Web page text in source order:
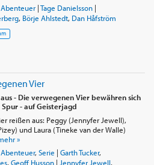
Abenteuer|Tage Danielsson|
, Börje Ahlstedt, Dan Håfström
Vier
- Die verwegenen Vier bewähren sich
- auf Geisterjagd
reißen aus: Peggy (Jennyfer Jewell),
und Laura (Tineke van der Walle)
»
Abenteuer, Serie | Garth Tucker,
, Geoff Husson| Jennyfer Jewell,